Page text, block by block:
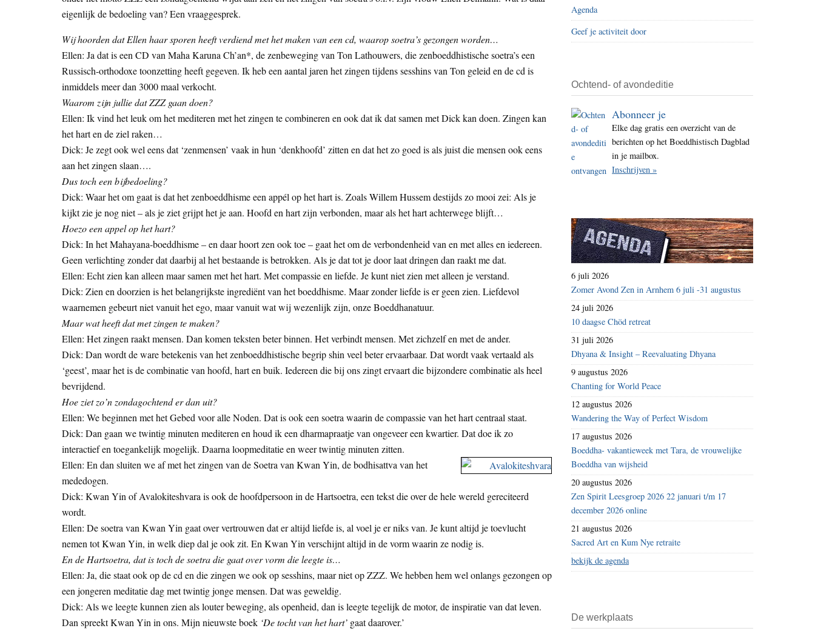
i
t
e
eigenlijk de bedoeling van? Een vraaggesprek.
Wij hoorden dat Ellen haar sporen heeft verdiend met het maken van een cd, waarop soetra’s gezongen worden…
Ellen: Ja dat is een CD van Maha Karuna Ch’an*, de zenbeweging van Ton Lathouwers, die zenboeddhistische soetra’s een
Russisch-orthodoxe toonzetting heeft gegeven. Ik heb een aantal jaren het zingen tijdens sesshins van Ton geleid en de cd is
inmiddels meer dan 3000 maal verkocht.
Waarom zijn jullie dat ZZZ gaan doen?
Ellen: Ik vind het leuk om het mediteren met het zingen te combineren en ook dat ik dat samen met Dick kan doen. Zingen kan
het hart en de ziel raken…
Dick: Je zegt ook wel eens dat ‘zenmensen’ vaak in hun ‘denkhoofd’ zitten en dat het zo goed is als juist die mensen ook eens
aan het zingen slaan….
Dus toch een bijbedoeling?
Dick: Waar het om gaat is dat het zenboeddhisme een appél op het hart is. Zoals Willem Hussem destijds zo mooi zei: Als je
kijkt zie je nog niet – als je ziet grijpt het je aan. Hoofd en hart zijn verbonden, maar als het hart achterwege blijft…
Hoezo een appel op het hart?
Dick: In het Mahayana-boeddhisme – en daar hoort zen ook toe – gaat het om de verbondenheid van en met alles en iedereen.
Geen verlichting zonder dat daarbij al het bestaande is betrokken. Als je dat tot je door laat dringen dan raakt me dat.
Ellen: Echt zien kan alleen maar samen met het hart. Met compassie en liefde. Je kunt niet zien met alleen je verstand.
Dick: Zien en doorzien is het belangrijkste ingrediënt van het boeddhisme. Maar zonder liefde is er geen zien. Liefdevol
waarnemen gebeurt niet vanuit het ego, maar vanuit wat wij wezenlijk zijn, onze Boeddhanatuur.
Maar wat heeft dat met zingen te maken?
Ellen: Het zingen raakt mensen. Dan komen teksten beter binnen. Het verbindt mensen. Met zichzelf en met de ander.
Dick: Dan wordt de ware betekenis van het zenboeddhistische begrip shin veel beter ervaarbaar. Dat wordt vaak vertaald als
‘geest’, maar het is de combinatie van hoofd, hart en buik. Iedereen die bij ons zingt ervaart die bijzondere combinatie als heel
bevrijdend.
Hoe ziet zo’n zondagochtend er dan uit?
Ellen: We beginnen met het Gebed voor alle Noden. Dat is ook een soetra waarin de compassie van het hart centraal staat.
Dick: Dan gaan we twintig minuten mediteren en houd ik een dharmapraatje van ongeveer een kwartier. Dat doe ik zo
interactief en toegankelijk mogelijk. Daarna loopmeditatie en weer twintig minuten zitten.
Ellen: En dan sluiten we af met het zingen van de Soetra van Kwan Yin, de bodhisattva van het
mededogen.
Dick: Kwan Yin of Avalokiteshvara is ook de hoofdpersoon in de Hartsoetra, een tekst die over de hele wereld gereciteerd
wordt.
Ellen: De soetra van Kwan Yin gaat over vertrouwen dat er altijd liefde is, al voel je er niks van. Je kunt altijd je toevlucht
nemen tot Kwan Yin, in welk diep dal je ook zit. En Kwan Yin verschijnt altijd in de vorm waarin ze nodig is.
En de Hartsoetra, dat is toch de soetra die gaat over vorm die leegte is…
Ellen: Ja, die staat ook op de cd en die zingen we ook op sesshins, maar niet op ZZZ. We hebben hem wel onlangs gezongen op
een jongeren meditatie dag met twintig jonge mensen. Dat was geweldig.
Dick: Als we leegte kunnen zien als louter beweging, als openheid, dan is leegte tegelijk de motor, de inspiratie van dat leven.
Dan spreekt Kwan Yin in ons. Mijn nieuwste boek ‘De tocht van het hart’ gaat daarover.’
Agenda
Geef je activiteit door
Ochtend- of avondeditie
Abonneer je
Elke dag gratis een overzicht van de
berichten op het Boeddhistisch Dagblad
in je mailbox.
Inschrijven »
6 juli 2026
Zomer Avond Zen in Arnhem 6 juli -31 augustus
24 juli 2026
10 daagse Chöd retreat
31 juli 2026
Dhyana & Insight – Reevaluating Dhyana
9 augustus 2026
Chanting for World Peace
12 augustus 2026
Wandering the Way of Perfect Wisdom
17 augustus 2026
Boeddha- vakantieweek met Tara, de vrouwelijke
Boeddha van wijsheid
20 augustus 2026
Zen Spirit Leesgroep 2026 22 januari t/m 17
december 2026 online
21 augustus 2026
Sacred Art en Kum Nye retraite
bekijk de agenda
De werkplaats